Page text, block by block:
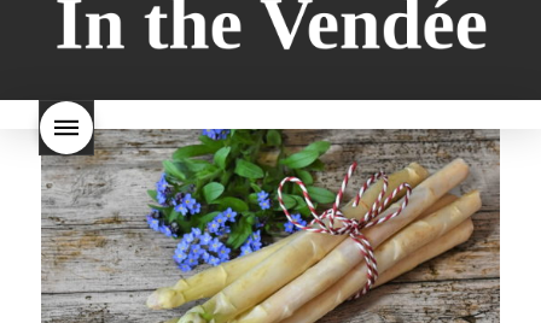
lentilles vertes et boulgour
lentilles vertes-vendues les
grossir les lentilles vertes
sont-elles bonnes pour la
santé les lentilles vertes
sont-elles bonnes pour vous
les lentilles vertes-vendee
repas d'été repas de
printemps salade d'endives
salade de lentilles vertes
taboulé taboulé et lentilles
vertes
cuisine-maison européenne
cuisine-maison-france
asperges